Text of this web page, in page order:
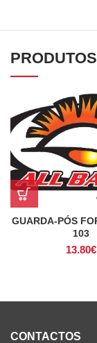
GUARDA-PÓS
103
13.80€
CONTACTOS